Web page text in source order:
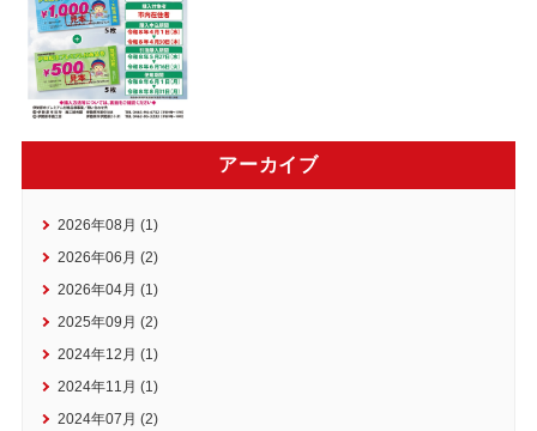
アーカイブ
2026年08月 (1)
2026年06月 (2)
2026年04月 (1)
2025年09月 (2)
2024年12月 (1)
2024年11月 (1)
2024年07月 (2)